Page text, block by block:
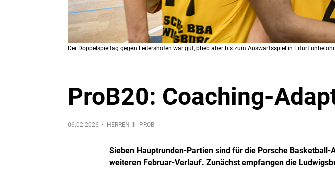
Der Doppelspieltag gegen Leitershofen war gut, blieb aber bis zum Auswärtsspiel in Erfurt
ProB20: Coaching-
06.02.2026 • HERREN II | PROB
Sieben Hauptrunden-Partien sind für die Porsche
weiteren Februar-Verlauf. Zunächst empfangen die